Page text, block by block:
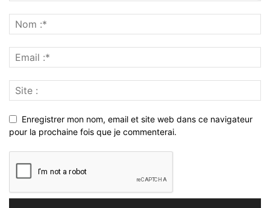
Enregistrer mon nom, email et site web dans ce navigateur
pour la prochaine fois que je commenterai.